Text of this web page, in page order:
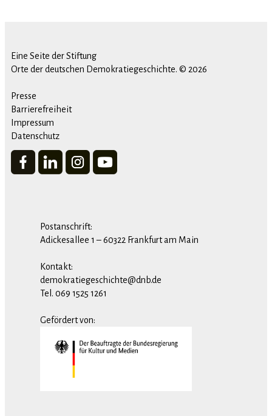
Eine Seite der Stiftung
Orte der deutschen Demokratiegeschichte. © 2026
Presse
Barrierefreiheit
Impressum
Datenschutz
Postanschrift:
Adickesallee 1 – 60322 Frankfurt am Main
Kontakt:
demokratiegeschichte@dnb.de
Tel. 069 1525 1261
Gefördert von: